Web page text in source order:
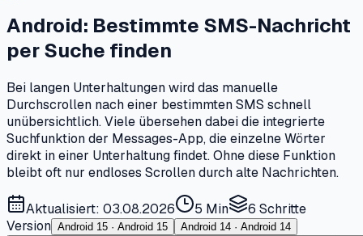
Android: Bestimmte SMS-Nachricht
per Suche finden
Bei langen Unterhaltungen wird das manuelle
Durchscrollen nach einer bestimmten SMS schnell
unübersichtlich. Viele übersehen dabei die integrierte
Suchfunktion der Messages-App, die einzelne Wörter
direkt in einer Unterhaltung findet. Ohne diese Funktion
bleibt oft nur endloses Scrollen durch alte Nachrichten.
Aktualisiert: 03.08.2026 5 Min 6 Schritte
Version Android 15 · Android 15 Android 14 · Android 14